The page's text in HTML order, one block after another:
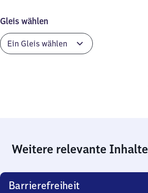
Gleis wählen
Weitere relevante Inhalte
Barrierefreiheit